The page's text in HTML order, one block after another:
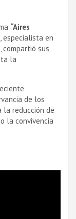
“Aires
, especialista en
compartió sus
la
de los
la reducción de
la convivencia